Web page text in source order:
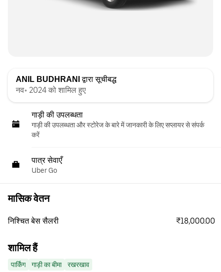
ANIL BUDHRANI द्वारा सूचीबद्ध
नव॰ 2024 को शामिल हुए
गाड़ी की उपलब्धता
गाड़ी की उपलब्धता और स्‍टोरेज के बारे में जानकारी के लिए सप्लायर से संपर्क
करें
पात्र सेवाएँ
Uber Go
मासिक वेतन
निश्चित बेस सैलरी ₹18,000.00
शामिल हैं
पार्किंग गाड़ी का बीमा रखरखाव